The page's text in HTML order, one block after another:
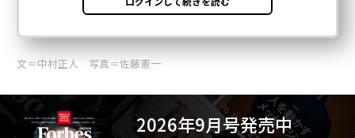
文＝中村正人 写真＝佐藤憲一
2026年9月号発売中